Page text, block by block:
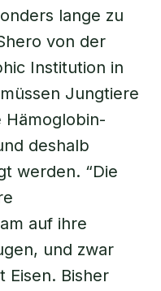
lange zu
von der
Institution in
Jungtiere
Hämoglobin-
deshalb
werden. “Die
auf ihre
und zwar
Eisen. Bisher